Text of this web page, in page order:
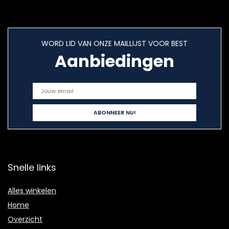
WORD LID VAN ONZE MAILLIJST VOOR BEST
Aanbiedingen
Snelle links
Alles winkelen
Home
Overzicht